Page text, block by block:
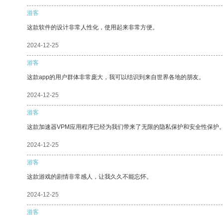
游客
这款软件的设计非常人性化，使用起来非常方便。
2024-12-25
游客
这款app的用户群体非常庞大，我可以结识到来自世界各地的朋友。
2024-12-25
游客
这款加速器VPM应用程序已经为我们带来了无限的隐私保护和安全性保护
2024-12-25
游客
这款游戏的剧情非常感人，让我久久不能忘怀。
2024-12-25
游客